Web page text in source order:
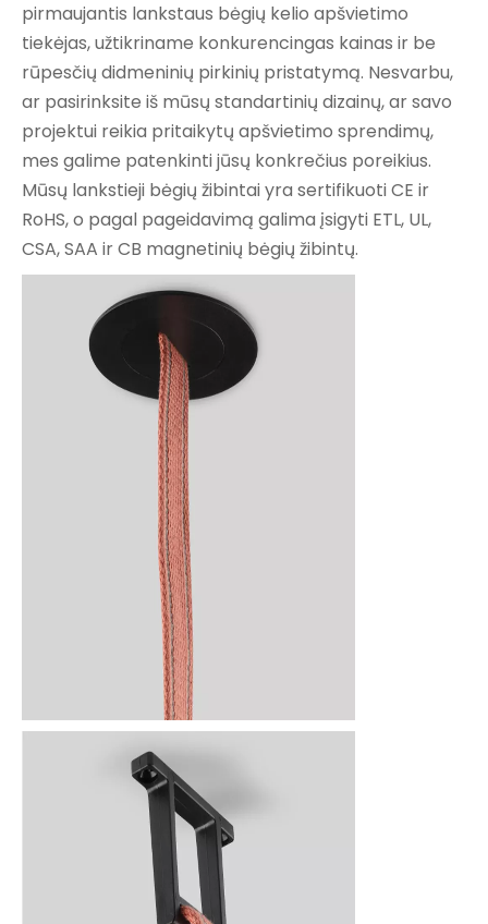
pirmaujantis lankstaus bėgių kelio apšvietimo
tiekėjas, užtikriname konkurencingas kainas ir be
rūpesčių didmeninių pirkinių pristatymą. Nesvarbu,
ar pasirinksite iš mūsų standartinių dizainų, ar savo
projektui reikia pritaikytų apšvietimo sprendimų,
mes galime patenkinti jūsų konkrečius poreikius.
Mūsų lankstieji bėgių žibintai yra sertifikuoti CE ir
RoHS, o pagal pageidavimą galima įsigyti ETL, UL,
CSA, SAA ir CB magnetinių bėgių žibintų.